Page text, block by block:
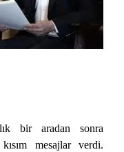
bir aradan sonra
mesajlar verdi.